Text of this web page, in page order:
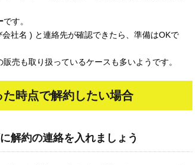
です。
社名 ) と連絡先が確認できたら、準備はOKで
売も取り扱っているケースも多いようです。
時点で解約したい場合
解約の連絡を入れましょう